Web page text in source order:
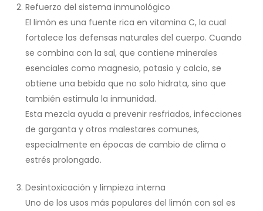
Refuerzo del sistema inmunológico
El limón es una fuente rica en vitamina C, la cual
fortalece las defensas naturales del cuerpo. Cuando
se combina con la sal, que contiene minerales
esenciales como magnesio, potasio y calcio, se
obtiene una bebida que no solo hidrata, sino que
también estimula la inmunidad.
Esta mezcla ayuda a prevenir resfriados, infecciones
de garganta y otros malestares comunes,
especialmente en épocas de cambio de clima o
estrés prolongado.
Desintoxicación y limpieza interna
Uno de los usos más populares del limón con sal es